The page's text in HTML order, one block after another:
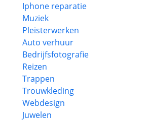
Iphone reparatie
Muziek
Pleisterwerken
Auto verhuur
Bedrijfsfotografie
Reizen
Trappen
Trouwkleding
Webdesign
Juwelen